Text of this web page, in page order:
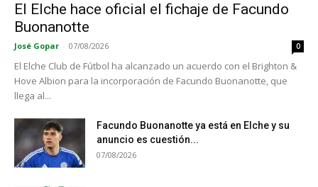
El Elche hace oficial el fichaje de Facundo
Buonanotte
José Gopar - 07/08/2026 0
El Elche Club de Fútbol ha alcanzado un acuerdo con el Brighton &
Hove Albion para la incorporación de Facundo Buonanotte, que
llega al...
Facundo Buonanotte ya está en Elche y su
anuncio es cuestión...
07/08/2026